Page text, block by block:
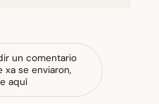
un comentario
xa se enviaron,
aquí